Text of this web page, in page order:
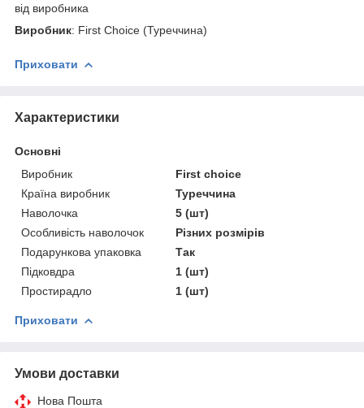
від виробника
Виробник: First Choice (Туреччина)
Приховати
Характеристики
Основні
Виробник
First choice
Країна виробник
Туреччина
Наволочка
5 (шт)
Особливість наволочок
Різних розмірів
Подарункова упаковка
Так
Підковдра
1 (шт)
Простирадло
1 (шт)
Приховати
Умови доставки
Нова Пошта